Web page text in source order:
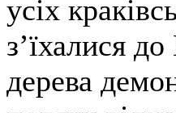
усіх
з’їхалися
дерева